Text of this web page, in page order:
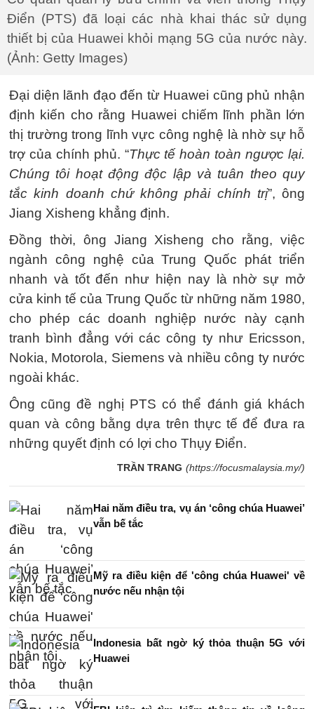
Điển (PTS) đã loại các nhà khai thác sử dụng
thiết bị của Huawei khỏi mạng 5G của nước này.
(Ảnh: Getty Images)
Đại diện lãnh đạo đến từ Huawei cũng phủ nhận
định kiến cho rằng Huawei chiếm lĩnh phần lớn
thị trường trong lĩnh vực công nghệ là nhờ sự hỗ
trợ của chính phủ. “Thực tế hoàn toàn ngược lại.
Chúng tôi hoạt động độc lập và tuân theo quy
tắc kinh doanh chứ không phải chính trị”, ông
Jiang Xisheng khẳng định.
Đồng thời, ông Jiang Xisheng cho rằng, việc
ngành công nghệ của Trung Quốc phát triển
nhanh và tốt đến như hiện nay là nhờ sự mở
cửa kinh tế của Trung Quốc từ những năm 1980,
cho phép các doanh nghiệp nước này cạnh
tranh bình đẳng với các công ty như Ericsson,
Nokia, Motorola, Siemens và nhiều công ty nước
ngoài khác.
Ông cũng đề nghị PTS có thể đánh giá khách
quan và công bằng dựa trên thực tế để đưa ra
những quyết định có lợi cho Thụy Điển.
TRẦN TRANG (https://focusmalaysia.my/)
Hai năm điều tra, vụ án ‘công chúa Huawei’
vẫn bế tắc
Mỹ ra điều kiện để 'công chúa Huawei' về
nước nếu nhận tội
Indonesia bất ngờ ký thỏa thuận 5G với
Huawei